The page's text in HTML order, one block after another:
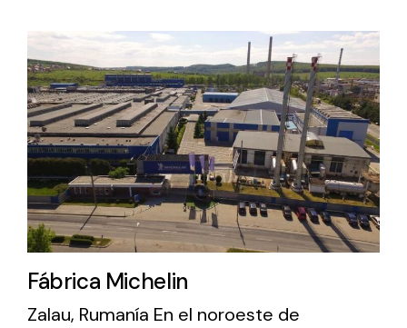
Fábrica Michelin
Zalau, Rumanía En el noroeste de